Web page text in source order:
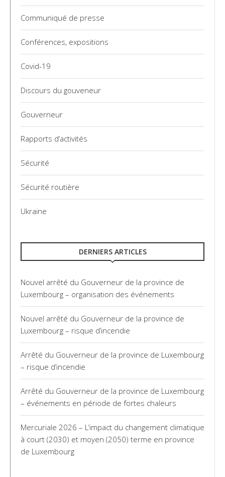
Communiqué de presse
Conférences, expositions
Covid-19
Discours du gouveneur
Gouverneur
Rapports d’activités
Sécurité
Sécurité routière
Ukraine
DERNIERS ARTICLES
Nouvel arrêté du Gouverneur de la province de
Luxembourg – organisation des événements
Nouvel arrêté du Gouverneur de la province de
Luxembourg – risque d’incendie
Arrêté du Gouverneur de la province de Luxembourg
– risque d’incendie
Arrêté du Gouverneur de la province de Luxembourg
– événements en période de fortes chaleurs
Mercuriale 2026 – L’impact du changement climatique
à court (2030) et moyen (2050) terme en province
de Luxembourg